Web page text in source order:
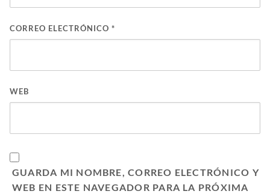
CORREO ELECTRÓNICO *
WEB
GUARDA MI NOMBRE, CORREO ELECTRÓNICO Y
WEB EN ESTE NAVEGADOR PARA LA PRÓXIMA